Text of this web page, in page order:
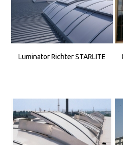
Luminator Richter STARLITE